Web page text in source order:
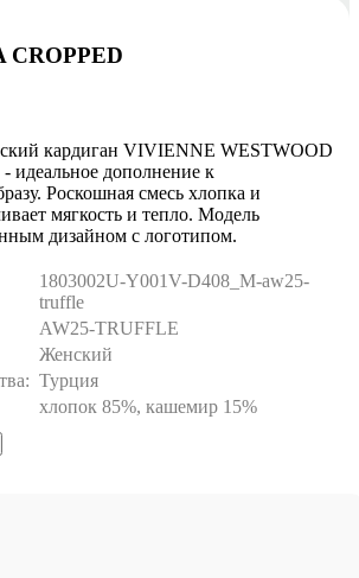
CROPPED
кардиган VIVIENNE WESTWOOD
идеальное дополнение к
Роскошная смесь хлопка и
мягкость и тепло. Модель
дизайном с логотипом.
1803002U-Y001V-D408_M-aw25-
truffle
AW25-TRUFFLE
Женский
Турция
хлопок 85%, кашемир 15%